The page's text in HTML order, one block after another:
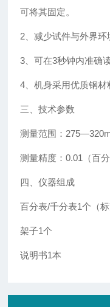
可将其固定。
2、减少试件与外界环
3、可在3秒钟内准确
4、机身采用优质钢材
三、技术参数
测量范围：
测量精度：0.01（百
四、仪器组成
百分表/千分表1个（
架子1个
说明书1本